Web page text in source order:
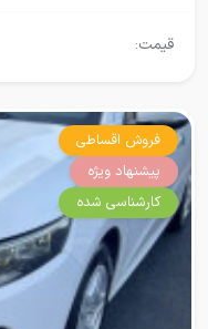
قیمت:
فروش اقساطی
پیشنهاد ویژه
کارشناسی شده